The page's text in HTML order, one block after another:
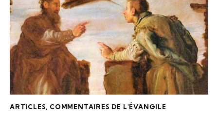
ARTICLES COMMENTAIRES DE L'ÉVANGILE